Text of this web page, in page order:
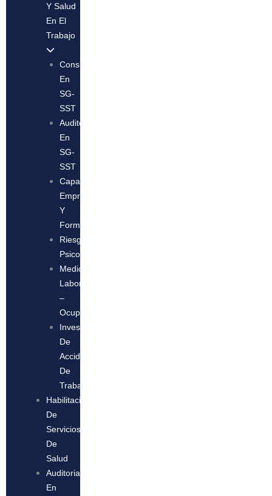
Y Salud
En El
Trabajo
Consultoría
En
SG-
SST
Auditoría
En
SG-
SST
Capacitación
Empresarial
Y
Formación
Riesgo
Psicosocial
Medicina
Laboral
–
Ocupacional
Investigación
De
Accidentes
De
Trabajo
Habilitación
De
Servicios
De
Salud
Auditoria
En